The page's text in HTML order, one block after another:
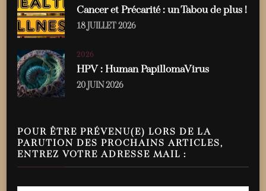
Cancer et Précarité : un Tabou de plus !
18 JUILLET 2026
2026
HPV : Human PapillomaVirus
20 JUIN 2026
POUR ÊTRE PRÉVENU(E) LORS DE LA
PARUTION DES PROCHAINS ARTICLES,
ENTREZ VOTRE ADRESSE MAIL :